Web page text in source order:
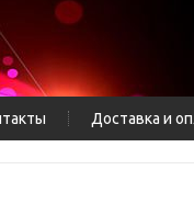
Доставка и